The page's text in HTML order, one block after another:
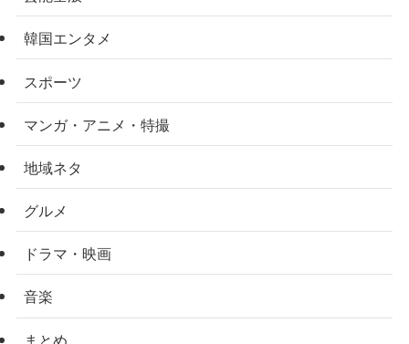
韓国エンタメ
スポーツ
マンガ・アニメ・特撮
地域ネタ
グルメ
ドラマ・映画
音楽
まとめ